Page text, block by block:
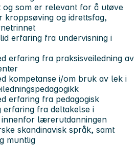
og som er relevant for å utøve
og idrettsfag,
erfaring fra undervisning i
erfaring fra praksisveiledning av
kompetanse i/om bruk av lek i
erfaring fra pedagogisk
erfaring fra deltakelse i
innenfor lærerutdanningen
skandinavisk språk, samt
muntlig